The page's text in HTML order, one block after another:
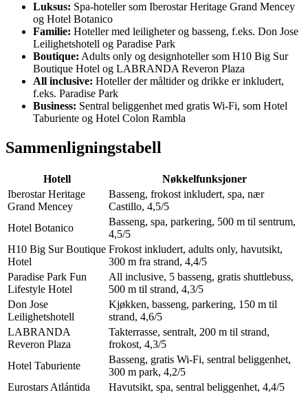
Luksus: Spa-hoteller som Iberostar Heritage Grand Mencey
og Hotel Botanico
Familie: Hoteller med leiligheter og basseng, f.eks. Don Jose
Leilighetshotell og Paradise Park
Boutique: Adults only og designhoteller som H10 Big Sur
Boutique Hotel og LABRANDA Reveron Plaza
All inclusive: Hoteller der måltider og drikke er inkludert,
f.eks. Paradise Park
Business: Sentral beliggenhet med gratis Wi-Fi, som Hotel
Taburiente og Hotel Colon Rambla
Sammenligningstabell
Hotell
Nøkkelfunksjoner
Iberostar Heritage
Grand Mencey
Basseng, frokost inkludert, spa, nær
Castillo, 4,5/5
Hotel Botanico
Basseng, spa, parkering, 500 m til sentrum,
4,5/5
H10 Big Sur Boutique
Hotel
Frokost inkludert, adults only, havutsikt,
300 m fra strand, 4,4/5
Paradise Park Fun
Lifestyle Hotel
All inclusive, 5 basseng, gratis shuttlebuss,
500 m til strand, 4,3/5
Don Jose
Leilighetshotell
Kjøkken, basseng, parkering, 150 m til
strand, 4,6/5
LABRANDA
Reveron Plaza
Takterrasse, sentralt, 200 m til strand,
frokost, 4,3/5
Hotel Taburiente
Basseng, gratis Wi-Fi, sentral beliggenhet,
300 m park, 4,2/5
Eurostars Atlántida
Havutsikt, spa, sentral beliggenhet, 4,4/5